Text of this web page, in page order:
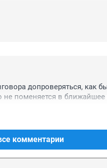
допроверяться, как
поменяется в ближайшее
комментарии